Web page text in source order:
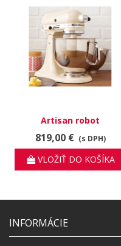
Artisan robot
5KSM175PSEAC Almond
Cream
819,00 € (s DPH)
VLOŽIŤ DO KOŠÍKA
INFORMÁCIE